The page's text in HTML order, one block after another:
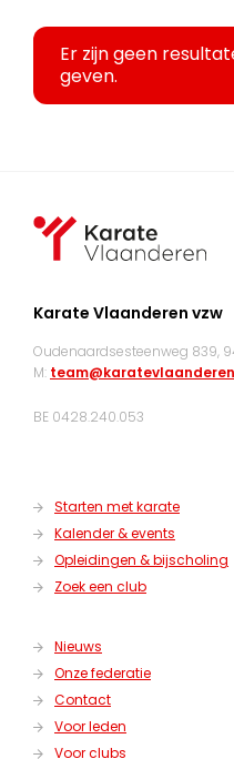
Er zijn geen
geven.
Karate Vlaanderen vzw
Oudenaardsesteenweg 839,
M:
BE 0428.240.053
Starten met karate
Kalender & events
Opleidingen & bijscholing
Zoek een club
Nieuws
Onze federatie
Contact
Voor leden
Voor clubs